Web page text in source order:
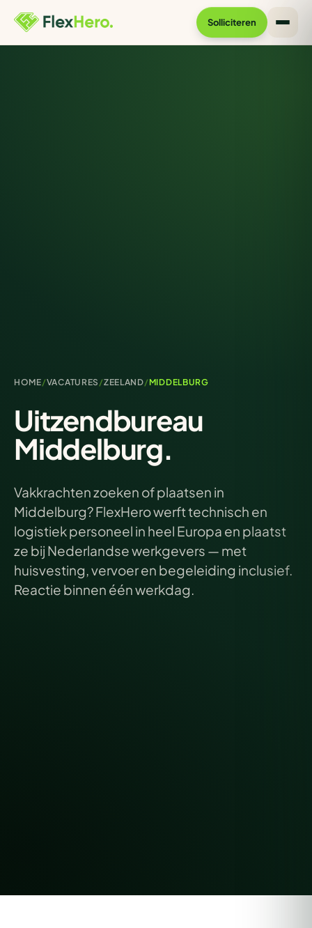
Solliciteren
HOME/VACATURES /ZEELAND/ MIDDELBURG
Uitzendbureau
Middelburg.
Vakkrachten zoeken of plaatsen in
Middelburg? FlexHero werft technisch en
logistiek personeel in heel Europa en plaatst
ze bij Nederlandse werkgevers — met
huisvesting, vervoer en begeleiding inclusief.
Reactie binnen één werkdag.